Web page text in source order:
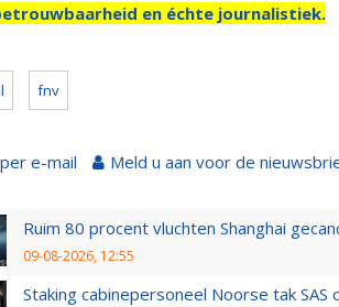
en échte journalistiek.
fnv
e-mail Meld u aan voor de
Ruim 80 procent vluchten Shanghai
09-08-2026, 12:55
Staking cabinepersoneel Noorse tak